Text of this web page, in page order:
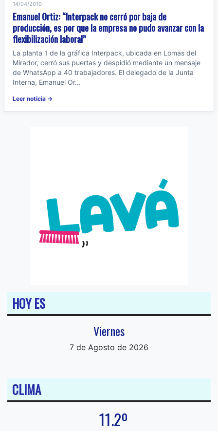
14/04/2019
Emanuel Ortiz: “Interpack no cerró por baja de
producción, es por que la empresa no pudo avanzar con la
flexibilización laboral”
La planta 1 de la gráfica Interpack, ubicada en Lomas del
Mirador, cerró sus puertas y despidió mediante un mensaje
de WhatsApp a 40 trabajadores. El delegado de la Junta
Interna, Emanuel Or...
Leer noticia →
HOY ES
Viernes
7 de Agosto de 2026
CLIMA
11.2º